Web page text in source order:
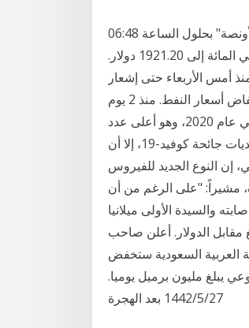
ونزل الذهب في السوق الفورية 0.3 في المائة إلى 1917.16 دولار للأوقية "الأونصة" بحلول الساعة 06:48
بتوقيت جرينتش. وهبط الذهب في التعاملات الآجلة في الولايات المتحدة 0.4 في المائة إلى 1921.20 دولار.
أمس الأربعاء حتى إشعار
النفط. منذ 2 يوم
دبي/ حقق مركز دبي للسلع المتعددة رقماً قياسياً بتسجيل 2025 شركة جديدة في عام 2020، وهو أعلى عدد
للشركات المسجلة خلال 5 سنوات؛ فعلى الرغم من بيئة أعمال طغت عليها تحديات جائحة كوفيد-19، إلا أن
إن النوع الجديد للفيروس
مشيراً: "على الرغم من أن
ترامب إصابته والسيدة الأولى ميلانيا
مقابل الدولار. أعلن صاحب
العربية السعودية ستخفض
يبلغ مليون برميل يوميا.
27‏‏/5‏‏/1442 بعد الهجرة